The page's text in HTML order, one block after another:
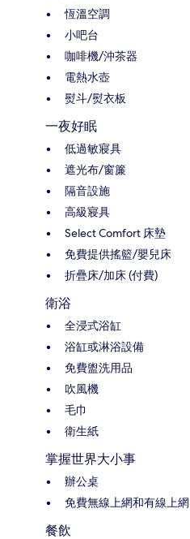
恆溫空調
小吧台
咖啡機/沖茶器
電熱水壺
熨斗/熨衣板
一夜好眠
低過敏寢具
遮光布/窗簾
隔音設施
高級寢具
Select Comfort 床墊
免費提供搖籃/嬰兒床
折疊床/加床 (付費)
衛浴
全浸式浴缸
浴缸或淋浴設備
免費盥洗用品
吹風機
毛巾
衛生紙
掌握世界大小事
辦公桌
免費無線上網和有線上網
餐飲